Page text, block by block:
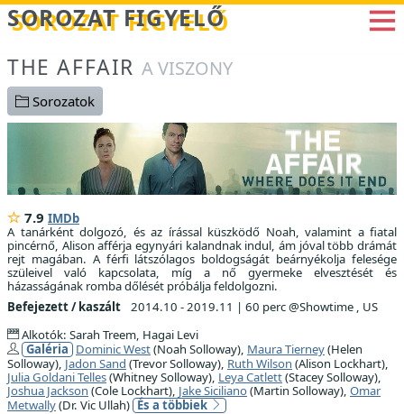
Betöltés...
SOROZAT FIGYELŐ
THE AFFAIR A VISZONY
Sorozatok
7.9 IMDb
A tanárként dolgozó, és az írással küszködő Noah, valamint a fiatal
pincérnő, Alison afférja egynyári kalandnak indul, ám jóval több drámát
rejt magában. A férfi látszólagos boldogságát beárnyékolja felesége
szüleivel való kapcsolata, míg a nő gyermeke elvesztését és
házasságának romba dőlését próbálja feldolgozni.
Befejezett / kaszált
2014.10 - 2019.11 | 60 perc @Showtime , US
Alkotók: Sarah Treem, Hagai Levi
Galéria Dominic West(Noah Solloway), Maura Tierney(Helen
Solloway), Jadon Sand (Trevor Solloway), Ruth Wilson (Alison Lockhart),
Julia Goldani Telles(Whitney Solloway), Leya Catlett(Stacey Solloway),
Joshua Jackson (Cole Lockhart), Jake Siciliano(Martin Solloway), Omar
Metwally(Dr. Vic Ullah) És a többiek